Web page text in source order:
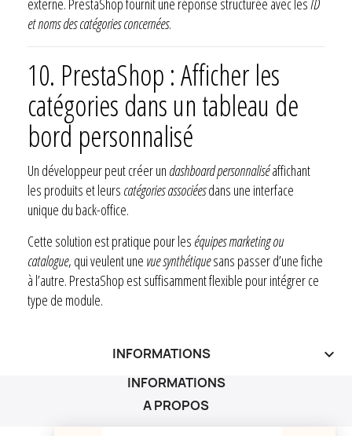
et noms des catégories concernées.
10. PrestaShop : Afficher les
catégories dans un tableau de
bord personnalisé
Un développeur peut créer un dashboard personnaliséaffichant
les produits et leurs catégories associéesdans une interface
unique du back-office.
Cette solution est pratique pour les équipes marketing ou
catalogue, qui veulent une vue synthétiquesans passer d’une fiche
à l’autre. PrestaShop est suffisamment flexible pour intégrer ce
type de module.
INFORMATIONS keyboard_arrow_down
INFORMATIONS
A PROPOS